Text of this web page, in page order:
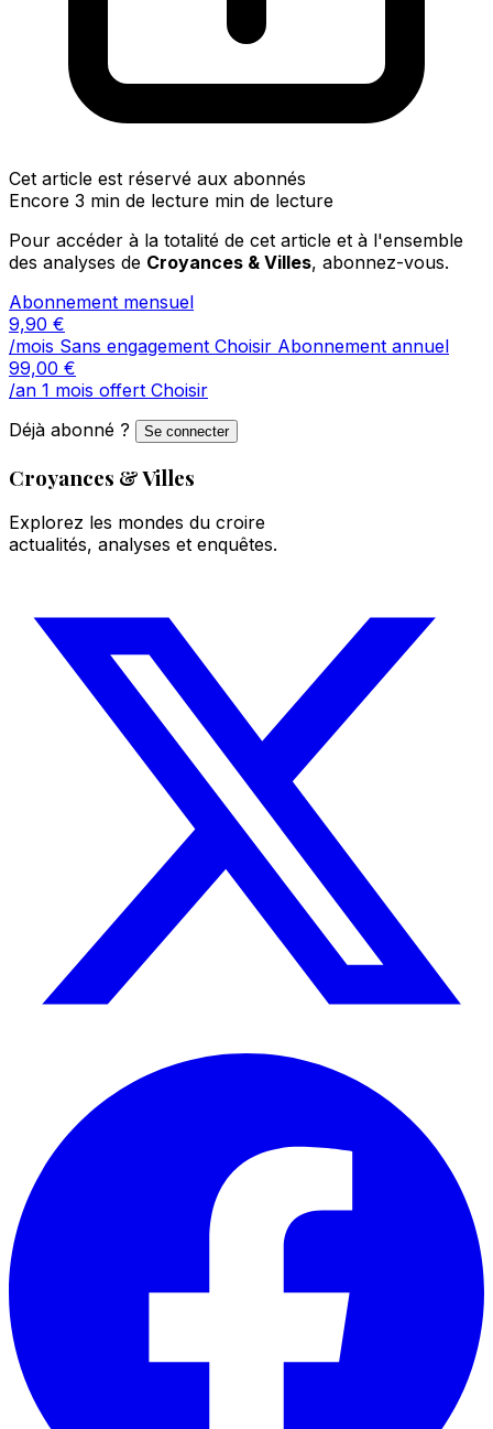
Cet article est réservé aux abonnés
Encore 3 min de lecture min de lecture
Pour accéder à la totalité de cet article et à l'ensemble
des analyses de Croyances & Villes, abonnez-vous.
Abonnement mensuel
9,90 €
/mois Sans engagement Choisir Abonnement annuel
99,00 €
/an 1 mois offert Choisir
Déjà abonné ?
Se connecter
Croyances & Villes
Explorez les mondes du croire
actualités, analyses et enquêtes.